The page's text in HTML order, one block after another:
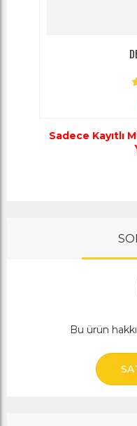
Sadece Kayıtlı
Bu ürün